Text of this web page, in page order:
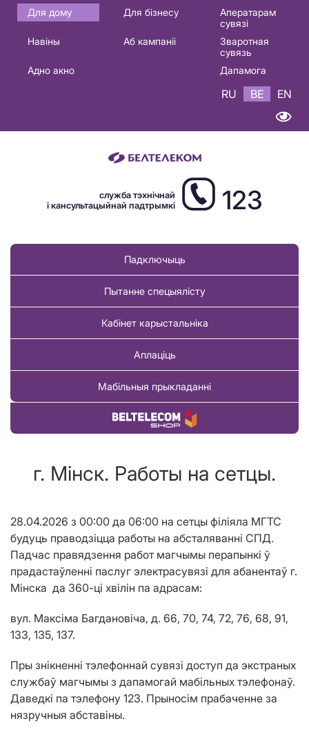
Основная
навигация
Для дому Для бізнесу
Аператарам
сувязі
Навіны
Аб кампаніі
Зваротная
сувязь
Адно акно
Дапамога
RU BE EN
служба тэхнічнай
і кансультацыйнай падтрымкі
123
Падключыць
Пытанне спецыялісту
Кабінет карыстальніка
Аплаціць
Мабільныя прыкладанні
Купіць тавар
г. Мінск. Работы на сетцы.
28.04.2026 з 00:00 да 06:00 на сетцы філіяла МГТС
будуць праводзіцца работы на абсталяванні СПД.
Падчас правядзення работ магчымы перапынкі ў
прадастаўленні паслуг электрасувязі для абанентаў г.
Мінска да 360-ці хвілін па адрасам:
вул. Максіма Багдановіча, д. 66, 70, 74, 72, 76, 68, 91,
133, 135, 137.
Пры знікненні тэлефоннай сувязі доступ да экстраных
службаў магчымы з дапамогай мабільных тэлефонаў.
Даведкі па тэлефону 123. Прыносiм прабаченне за
нязручныя абставiны.